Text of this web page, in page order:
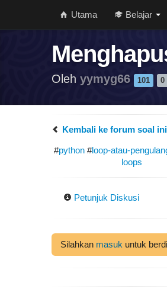
Utama Belajar
Oleh yymyg66 101 0
Kembali ke forum soal ini
#python #loop-atau-
loops
Petunjuk Diskusi
Silahkan masuk untuk